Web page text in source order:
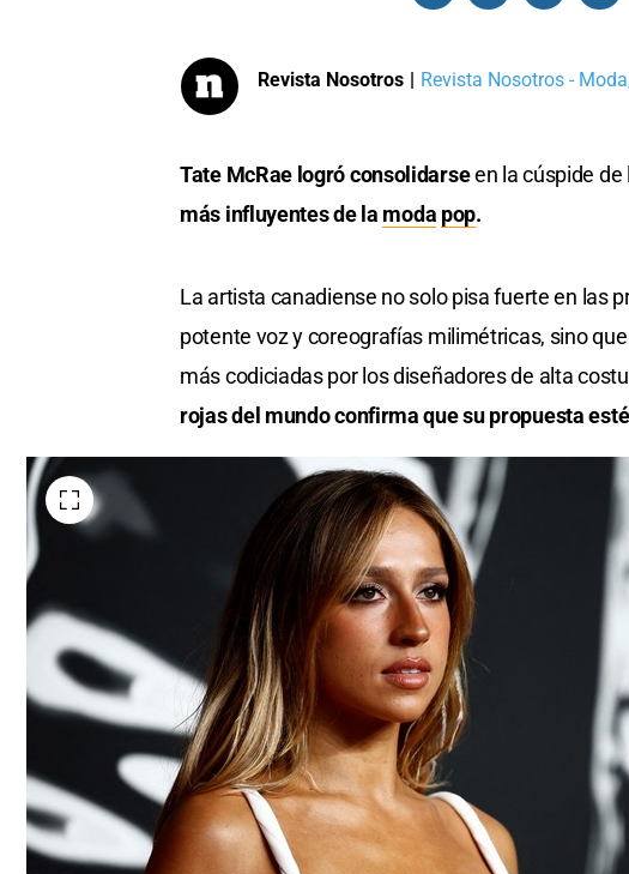
Revista Nosotros | Revista Nosotros -
Tate McRae logró consolidarseen la cúspide de
más influyentes de la moda pop.
La artista canadiense no solo pisa fuerte en las
potente voz y coreografías milimétricas, sino
más codiciadas por los diseñadores de alta
rojas del mundo confirma que su propuesta